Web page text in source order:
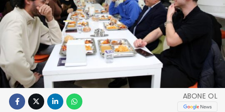
ABONE OL